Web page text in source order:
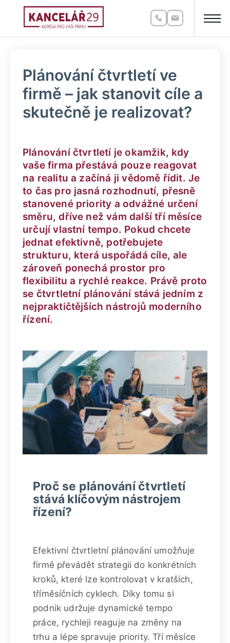
Plánování čtvrtletí ve
firmě – jak stanovit cíle a
skutečně je realizovat?
Plánování čtvrtletí je okamžik, kdy
vaše firma přestává pouze reagovat
na realitu a začíná ji vědomě řídit. Je
to čas pro jasná rozhodnutí, přesně
stanovené priority a odvážné určení
směru, dříve než vám další tří měsíce
určují vlastní tempo. Pokud chcete
jednat efektivně, potřebujete
strukturu, která uspořádá cíle, ale
zároveň ponechá prostor pro
flexibilitu a rychlé reakce. Právě proto
se čtvrtletní plánování stává jedním z
nejpraktičtějších nástrojů moderního
řízení.
Proč se plánování čtvrtletí
stává klíčovým nástrojem
řízení?
Efektivní čtvrtletní plánování umožňuje
firmě převádět strategii do konkrétních
kroků, které lze kontrolovat v kratších,
tříměsíčních cyklech. Díky tomu si
podnik udržuje dynamické tempo
práce, rychleji reaguje na změny na
trhu a lépe spravuje priority. Tří měsíce